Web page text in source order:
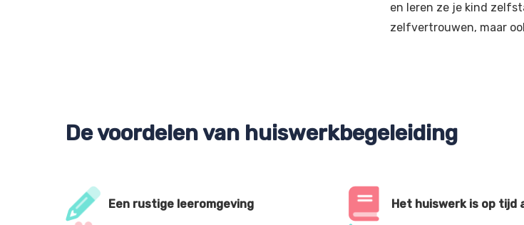
en leren ze je kind
zelfvertrouwen, maar
De voordelen van huiswerkbegeleiding
Een rustige leeromgeving Het huiswerk is op tijd